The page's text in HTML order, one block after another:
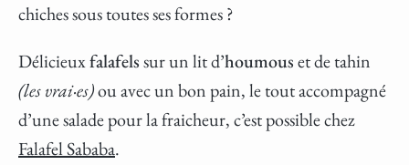
chiches sous toutes ses formes ?
Délicieuxfalafelssur un lit d’houmouset de tahin
(les vrai·es)ou avec un bon pain, le tout accompagné
d’une salade pour la fraicheur, c’est possible chez
Falafel Sababa.